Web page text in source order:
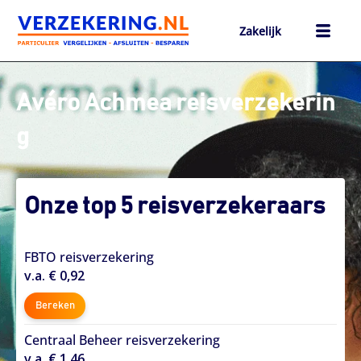
naar
inhoud
Zakelijk
Avéro Achmea reisverzekerin
g
Onze top 5 reisverzekeraars
FBTO reisverzekering
v.a. € 0,92
Bereken
Centraal Beheer reisverzekering